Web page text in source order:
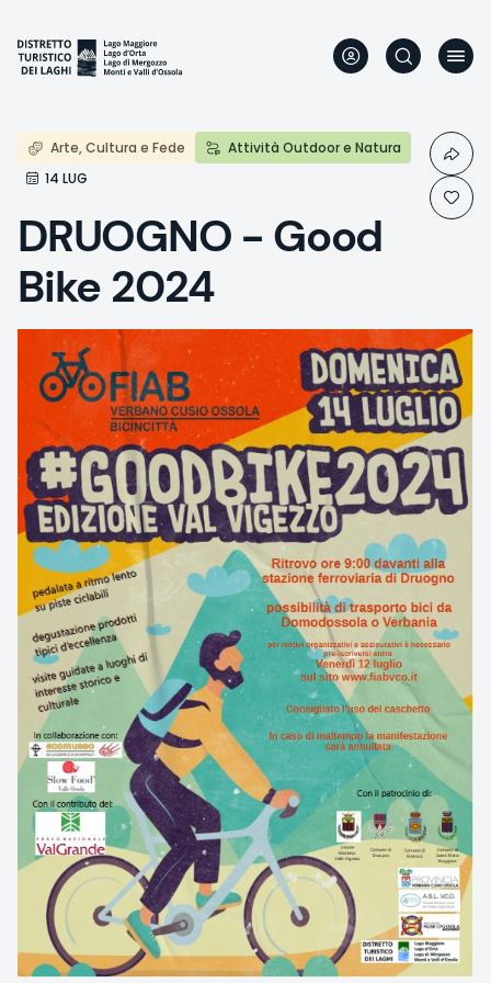
contenu
principal
Arte, Cultura e Fede
Attività Outdoor e Natura
14 LUG
DRUOGNO - Good
Bike 2024